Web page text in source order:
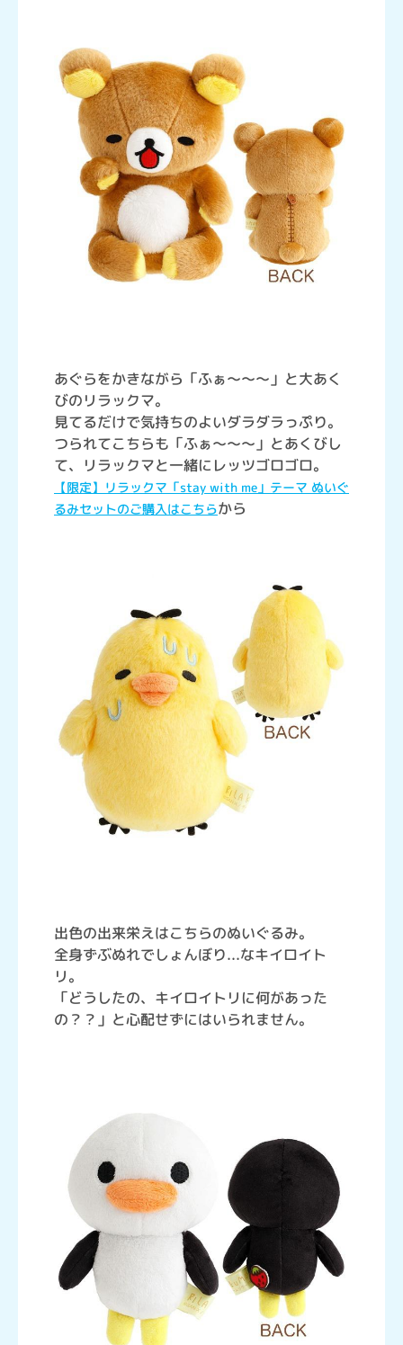
あぐらをかきながら「ふぁ～～～」と大あく
びのリラックマ。
見てるだけで気持ちのよいダラダラっぷり。
つられてこちらも「ふぁ～～～」とあくびし
て、リラックマと一緒にレッツゴロゴロ。
【限定】リラックマ「stay with me」テーマ ぬいぐ
るみセットのご購入はこちらから
出色の出来栄えはこちらのぬいぐるみ。
全身ずぶぬれでしょんぼり...なキイロイト
リ。
「どうしたの、キイロイトリに何があった
の？？」と心配せずにはいられません。